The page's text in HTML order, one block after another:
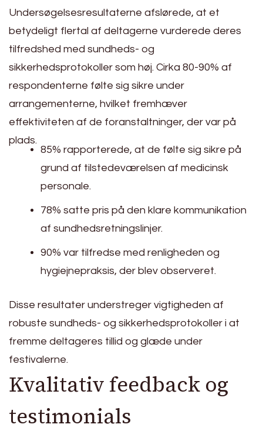
Undersøgelsesresultaterne afslørede, at et
betydeligt flertal af deltagerne vurderede deres
tilfredshed med sundheds- og
sikkerhedsprotokoller som høj. Cirka 80-90% af
respondenterne følte sig sikre under
arrangementerne, hvilket fremhæver
effektiviteten af de foranstaltninger, der var på
plads.
85% rapporterede, at de følte sig sikre på
grund af tilstedeværelsen af medicinsk
personale.
78% satte pris på den klare kommunikation
af sundhedsretningslinjer.
90% var tilfredse med renligheden og
hygiejnepraksis, der blev observeret.
Disse resultater understreger vigtigheden af
robuste sundheds- og sikkerhedsprotokoller i at
fremme deltageres tillid og glæde under
festivalerne.
Kvalitativ feedback og
testimonials